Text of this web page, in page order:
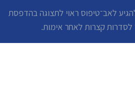
לאב־טיפוס ראוי לתצוגה בהדפסת
קצרות לאחר אימות.